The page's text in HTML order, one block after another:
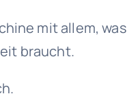
mit allem, was
braucht.